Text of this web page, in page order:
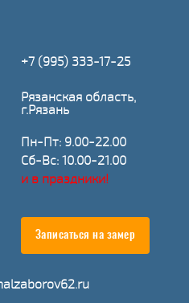
+7 (995) 333-17-25
Рязанская область,
г.Рязань
Пн-Пт: 9.00-22.00
Сб-Вс: 10.00-21.00
и в праздники!
Записаться на замер